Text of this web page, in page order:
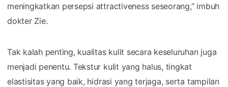
meningkatkan persepsi attractiveness seseorang,” imbuh
dokter Zie.
Tak kalah penting, kualitas kulit secara keseluruhan juga
menjadi penentu. Tekstur kulit yang halus, tingkat
elastisitas yang baik, hidrasi yang terjaga, serta tampilan